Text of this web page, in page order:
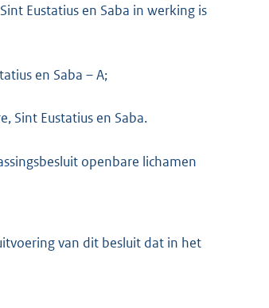
Eustatius en Saba in werking is
en Saba – A;
Sint Eustatius en Saba.
openbare lichamen
van dit besluit dat in het